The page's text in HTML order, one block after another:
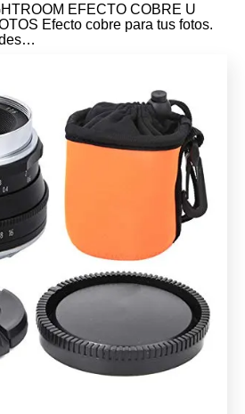
EFECTO COBRE U
Efecto cobre para tus fotos.